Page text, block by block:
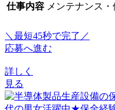
仕事内容 メンテナンス
＼最短45秒で完了／
応募へ進む
詳しく
見る